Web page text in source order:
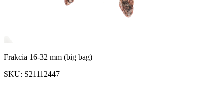
Frakcia 16-32 mm (big bag)
SKU: S21112447